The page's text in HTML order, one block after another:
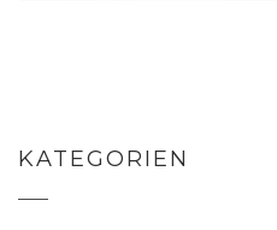
KATEGORIEN